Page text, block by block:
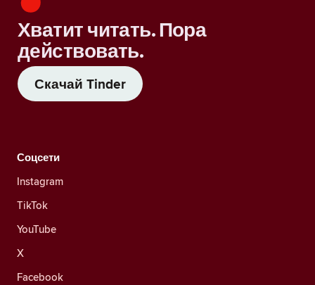
Хватит читать. Пора
действовать.
Скачай Tinder
Соцсети
Instagram
TikTok
YouTube
X
Facebook